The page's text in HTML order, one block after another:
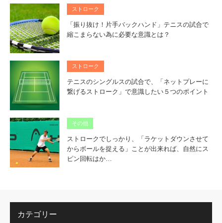
ストローク
「振り抜け！片手バックハンド」テニスの試合で
縮こまらない為に必要な意識とは？
ストローク
テニスのシングルスの試合で、「ネットプレーに
繋げるストローク」で意識したい５つのポイント
その他
ストロークでしっかり、「ラケットダウンさせて
からボールを捉える」ことが出来れば、自然にス
ピン回転はか…
カテゴリー